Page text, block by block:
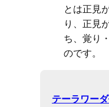
とは正見
り、正見
ち、覚り
のです。
テーラワー